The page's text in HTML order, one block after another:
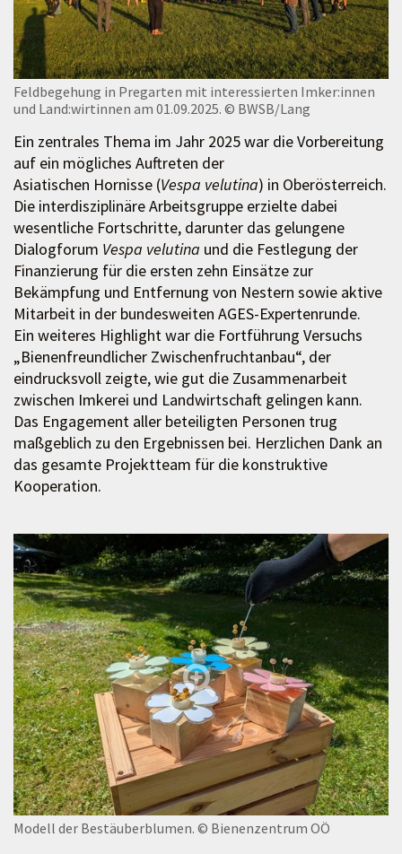
Feldbegehung in Pregarten mit interessierten Imker:innen
und Land:wirtinnen am 01.09.2025. © BWSB/Lang
Ein zentrales Thema im Jahr 2025 war die Vorbereitung
auf ein mögliches Auftreten der
Asiatischen Hornisse (Vespa velutina) in Oberösterreich.
Die interdisziplinäre Arbeitsgruppe erzielte dabei
wesentliche Fortschritte, darunter das gelungene
Dialogforum Vespa velutina und die Festlegung der
Finanzierung für die ersten zehn Einsätze zur
Bekämpfung und Entfernung von Nestern sowie aktive
Mitarbeit in der bundesweiten AGES-Expertenrunde.
Ein weiteres Highlight war die Fortführung Versuchs
„Bienenfreundlicher Zwischenfruchtanbau“, der
eindrucksvoll zeigte, wie gut die Zusammenarbeit
zwischen Imkerei und Landwirtschaft gelingen kann.
Das Engagement aller beteiligten Personen trug
maßgeblich zu den Ergebnissen bei. Herzlichen Dank an
das gesamte Projektteam für die konstruktive
Kooperation.
Modell der Bestäuberblumen. © Bienenzentrum OÖ